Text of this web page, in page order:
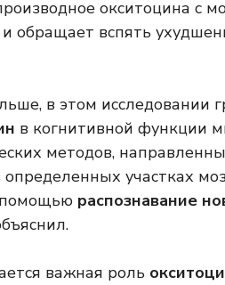
окситоцина с
обращает вспять
в этом исследовании
в когнитивной функции
методов,
определенных участках
распознавание
важная роль